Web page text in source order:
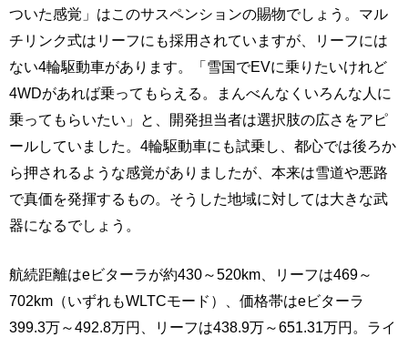
ついた感覚」はこのサスペンションの賜物でしょう。マル
チリンク式はリーフにも採用されていますが、リーフには
ない4輪駆動車があります。「雪国でEVに乗りたいけれど
4WDがあれば乗ってもらえる。まんべんなくいろんな人に
乗ってもらいたい」と、開発担当者は選択肢の広さをアピ
ールしていました。4輪駆動車にも試乗し、都心では後ろか
ら押されるような感覚がありましたが、本来は雪道や悪路
で真価を発揮するもの。そうした地域に対しては大きな武
器になるでしょう。
航続距離はeビターラが約430～520km、リーフは469～
702km（いずれもWLTCモード）、価格帯はeビターラ
399.3万～492.8万円、リーフは438.9万～651.31万円。ライ